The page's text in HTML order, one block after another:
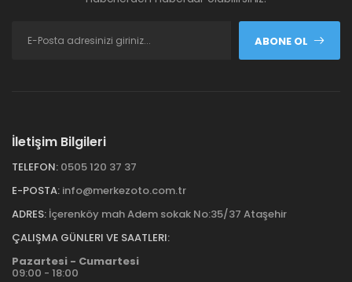
ABONE OL
İletişim Bilgileri
TELEFON: 0505 120 37 37
E-POSTA: info@merkezoto.com.tr
ADRES: İçerenköy mah Adem sokak No:35/37 Ataşehir
ÇALIŞMA GÜNLERI VE SAATLERI:
Pazartesi - Cumartesi
09:00 - 18:00